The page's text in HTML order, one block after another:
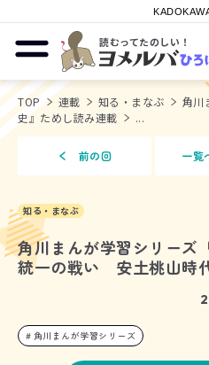
メニューを開閉する
読むってたのしい！
ヨメルバひろば
TOP 連載 知る・まなぶ
角川
史』ためし読み連載
...
前の回 一覧
知る・まなぶ
角川まんが学習シリー
統一の戦い 安土桃山時
角川まんが学習シリーズ